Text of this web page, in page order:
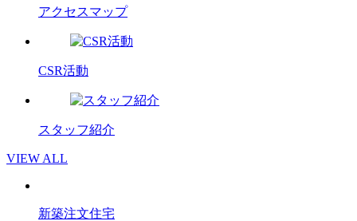
アクセスマップ
CSR活動
スタッフ紹介
VIEW ALL
新築注文住宅